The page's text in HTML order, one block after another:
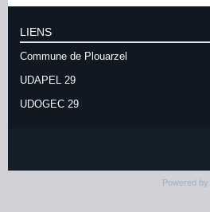
LIENS
Commune de Plouarzel
UDAPEL 29
UDOGEC 29
Powered by